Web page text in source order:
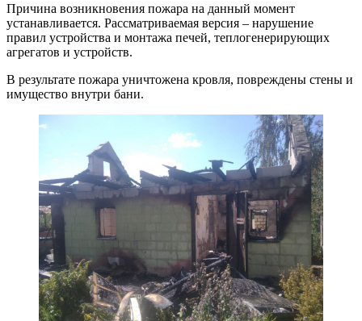
Причина возникновения пожара на данный момент
устанавливается. Рассматриваемая версия – нарушение
правил устройства и монтажа печей, теплогенерирующих
агрегатов и устройств.
В результате пожара уничтожена кровля, повреждены стены и
имущество внутри бани.